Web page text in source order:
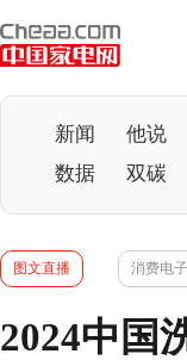
新闻 他说
数据
双碳
图文直播 消费电子
2024中国